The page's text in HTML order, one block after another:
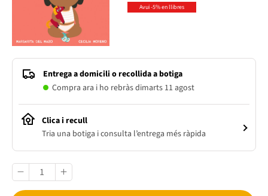
Avui -5% en llibres
Entrega a domicili o recollida a botiga
Compra ara i ho rebràs dimarts 11 agost
Clica i recull
Tria una botiga i consulta l’entrega més ràpida